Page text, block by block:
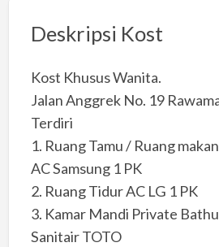
Deskripsi Kost
Kost Khusus Wanita.
Jalan Anggrek No. 19
Terdiri
1. Ruang Tamu / Ruang
AC Samsung 1 PK
2. Ruang Tidur AC LG 1 PK
3. Kamar Mandi Private
Sanitair TOTO